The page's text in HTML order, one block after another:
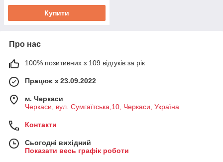
Купити
Про нас
100% позитивних з 109 відгуків за рік
Працює з 23.09.2022
м. Черкаси
Черкаси, вул. Сумгаїтська,10, Черкаси, Україна
Контакти
Сьогодні вихідний
Показати весь графік роботи